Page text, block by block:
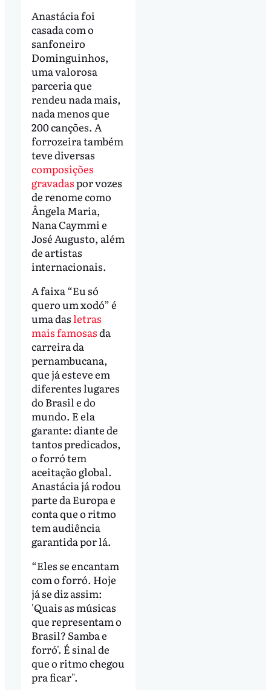
Anastácia foi
casada com o
sanfoneiro
Dominguinhos,
uma valorosa
parceria que
rendeu nada mais,
nada menos que
200 canções. A
forrozeira também
teve diversas
composições
gravadaspor vozes
de renome como
Ângela Maria,
Nana Caymmi e
José Augusto, além
de artistas
internacionais.
A faixa “Eu só
quero um xodó” é
uma dasletras
mais famosasda
carreira da
pernambucana,
que já esteve em
diferentes lugares
do Brasil e do
mundo. E ela
garante: diante de
tantos predicados,
o forró tem
aceitação global.
Anastácia já rodou
parte da Europa e
conta que o ritmo
tem audiência
garantida por lá.
“Eles se encantam
com o forró. Hoje
já se diz assim:
'Quais as músicas
que representam o
Brasil? Samba e
forró'. É sinal de
que o ritmo chegou
pra ficar".